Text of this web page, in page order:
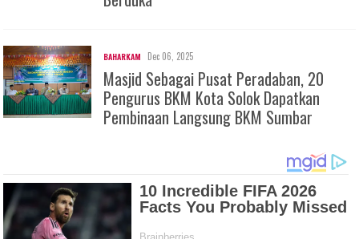
BAHARKAM Dec 06, 2025
Masjid Sebagai Pusat Peradaban, 20
Pengurus BKM Kota Solok Dapatkan
Pembinaan Langsung BKM Sumbar